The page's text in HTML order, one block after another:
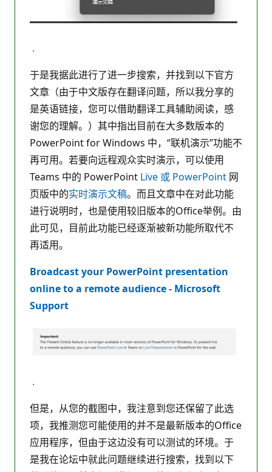
.
于是我据此进行了进一步搜索，并找到以下官方
文章（由于中文版存在翻译问题，所以我分享的
是英语链接，您可以借助翻译工具辅助阅读，感
谢您的理解。）其中指出目前在大多数版本的
PowerPoint for Windows 中，“联机演示”功能不
再可用。若要向远程观众实时演示，可以使用
Teams 中的 PowerPoint Live 或 PowerPoint 网
页版中的实时演示文稿。而且文章中在对此功能
进行说明时，也是使用较旧版本的Office举例。由
此可见，目前此功能已经逐渐被新功能所取代不
再适用。
Broadcast your PowerPoint presentation
online to a remote audience - Microsoft
Support
.
但是，从您的截图中，我注意到您还保留了此选
项，我推测您可能使用的并不是最新版本的Office
应用程序，但由于这边没有可以测试的环境。于
是我在论坛中就此问题继续进行搜索，找到以下